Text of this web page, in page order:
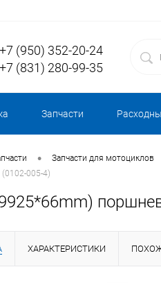
+7 (950) 352-20-24
+7 (831) 280-99-35
Запчасти
• Запчасти для мотоциклов
005-4)
ХАРАКТЕРИСТИКИ